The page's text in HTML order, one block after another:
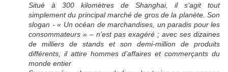
Situé à 300 kilomètres de Shanghai, il s’agit tout
simplement du principal marché de gros de la planète. Son
slogan - « Un océan de marchandises, un paradis pour les
consommateurs » – n’est pas exagéré ; avec ses dizaines
de milliers de stands et son demi-million de produits
différents, il attire hommes d’affaires et commerçants du
monde entier